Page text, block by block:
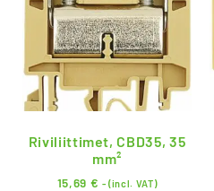
Riviliittimet, CBD35, 35
mm²
15,69 € - (incl. VAT)